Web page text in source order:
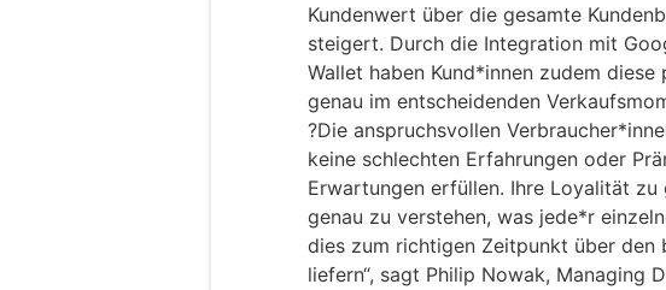
Kundenwert über die gesamte
steigert. Durch die Integration mit
Wallet haben Kund*innen zudem
genau im entscheidenden
?Die anspruchsvollen
keine schlechten Erfahrungen oder
Erwartungen erfüllen. Ihre Loyalität zu
genau zu verstehen, was jede*r
dies zum richtigen Zeitpunkt über den
liefern“, sagt Philip Nowak, Managing